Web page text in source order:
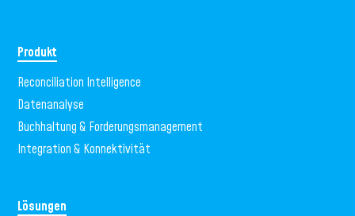
Produkt
Reconciliation Intelligence
Datenanalyse
Buchhaltung & Forderungsmanagement
Integration & Konnektivität
Lösungen